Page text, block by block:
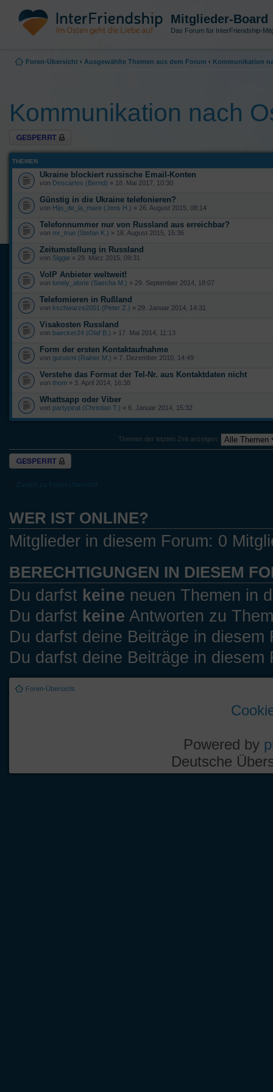
Mitglieder-Board
Das Forum für InterFriendship-
Foren-Übersicht ‹ Ausgewählte Themen aus dem Forum ‹ Kommunikation
Kommunikation nach
Forum gesperrt
THEMEN
Ukraine blockiert russische Email-Konten
von Descartes (Bernd) » 18. Mai 2017, 10:30
Günstig in die Ukraine telefonieren?
von Hijo_de_la_mare (Jens H.) » 26. August 2015, 08:14
Telefonnummer nur von Russland aus erreichbar?
von mr_true (Stefan K.) » 18. August 2015, 15:36
Zeitumstellung in Russland
von Siggie » 29. März 2015, 09:31
VoIP Anbieter weltweit!
von lonely_alone (Sascha M.) » 29. September 2014, 18:07
Telefomieren in Rußland
von kschwarze2001 (Peter Z.) » 29. Januar 2014, 14:31
Visakosten Russland
von baecker24 (Olaf B.) » 17. Mai 2014, 11:13
Form der ersten Kontaktaufnahme
von gurusmi (Rainer M.) » 7. Dezember 2010, 14:49
Verstehe das Format der Tel-Nr. aus Kontaktdaten nicht
von thom » 3. April 2014, 16:38
Whattsapp oder Viber
von partypirat (Christian T.) » 6. Januar 2014, 15:32
Themen der letzten Zeit anzeigen:
Forum gesperrt
Zurück zu Foren-Übersicht
WER IST ONLINE?
Mitglieder in diesem Forum: 0
BERECHTIGUNGEN IN DIESEM
Du darfst keine neuen Themen in
Du darfst keine Antworten zu
Du darfst deine Beiträge in diesem
Du darfst deine Beiträge in diesem
Foren-Übersicht
Powered by
Deutsche